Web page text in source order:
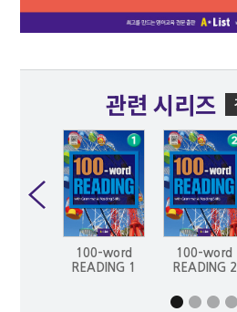
관련 시리즈
100-word
READING 1
100-word
READING 2